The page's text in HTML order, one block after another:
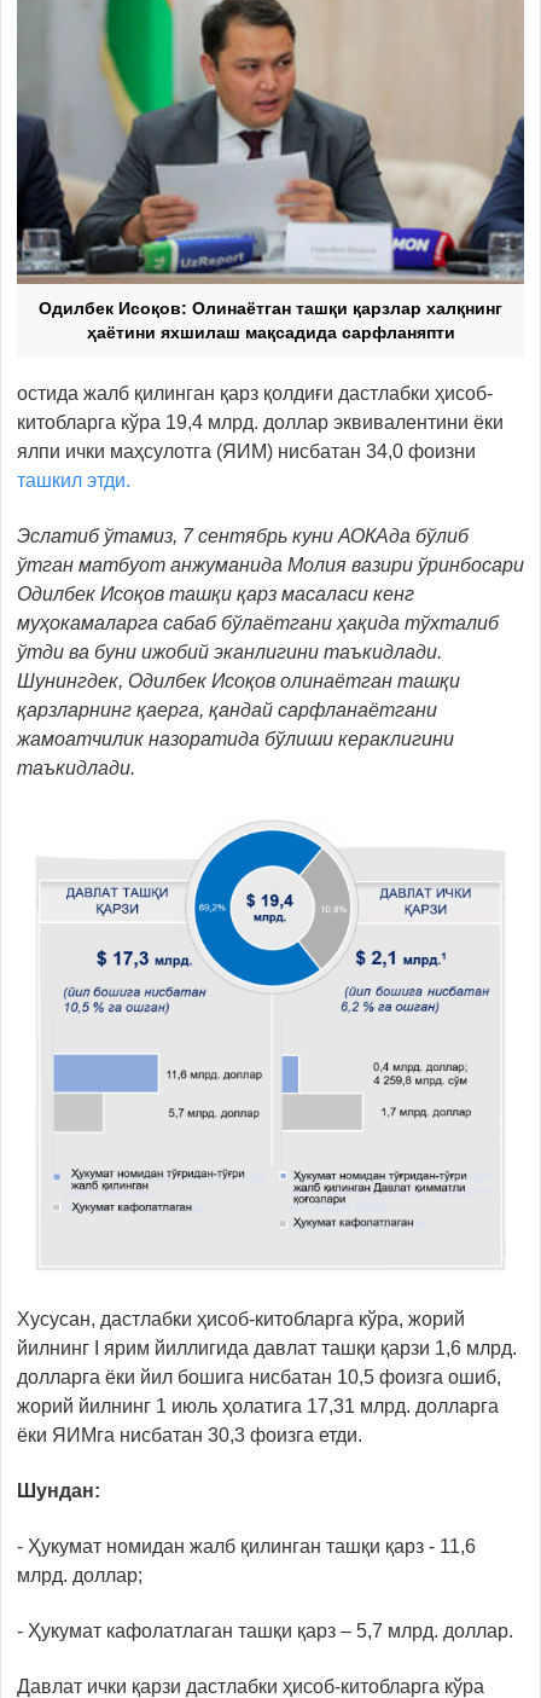
Одилбек Исоқов: Олинаётган ташқи қарзлар халқнинг
ҳаётини яхшилаш мақсадида сарфланяпти
остида жалб қилинган қарз қолдиғи дастлабки ҳисоб-
китобларга кўра 19,4 млрд. доллар эквивалентини ёки
ялпи ички маҳсулотга (ЯИМ) нисбатан 34,0 фоизни
ташкил этди.
Эслатиб ўтамиз, 7 сентябрь куни АОКАда бўлиб
ўтган матбуот анжуманида Молия вазири ўринбосари
Одилбек Исоқов ташқи қарз масаласи кенг
муҳокамаларга сабаб бўлаётгани ҳақида тўхталиб
ўтди ва буни ижобий эканлигини таъкидлади.
Шунингдек, Одилбек Исоқов олинаётган ташқи
қарзларнинг қаерга, қандай сарфланаётгани
жамоатчилик назоратида бўлиши кераклигини
таъкидлади.
Хусусан, дастлабки ҳисоб-китобларга кўра, жорий
йилнинг I ярим йиллигида давлат ташқи қарзи 1,6 млрд.
долларга ёки йил бошига нисбатан 10,5 фоизга ошиб,
жорий йилнинг 1 июль ҳолатига 17,31 млрд. долларга
ёки ЯИМга нисбатан 30,3 фоизга етди.
Шундан:
- Ҳукумат номидан жалб қилинган ташқи қарз - 11,6
млрд. доллар;
- Ҳукумат кафолатлаган ташқи қарз – 5,7 млрд. доллар.
Давлат ички қарзи дастлабки ҳисоб-китобларга кўра